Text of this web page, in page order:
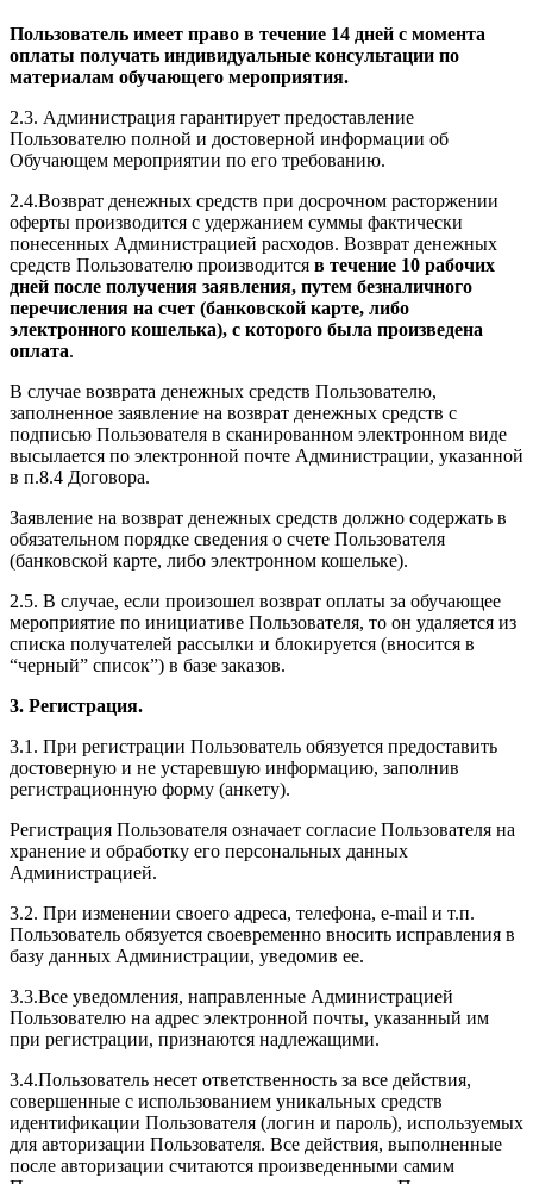
Пользователь имеет право в течение 14 дней с момента
оплаты получать индивидуальные консультации по
материалам обучающего мероприятия.
2.3. Администрация гарантирует предоставление
Пользователю полной и достоверной информации об
Обучающем мероприятии по его требованию.
2.4.Возврат денежных средств при досрочном расторжении
оферты производится с удержанием суммы фактически
понесенных Администрацией расходов. Возврат денежных
средств Пользователю производится в течение 10 рабочих
дней после получения заявления, путем безналичного
перечисления на счет (банковской карте, либо
электронного кошелька), с которого была произведена
оплата.
В случае возврата денежных средств Пользователю,
заполненное заявление на возврат денежных средств с
подписью Пользователя в сканированном электронном виде
высылается по электронной почте Администрации, указанной
в п.8.4 Договора.
Заявление на возврат денежных средств должно содержать в
обязательном порядке сведения о счете Пользователя
(банковской карте, либо электронном кошельке).
2.5. В случае, если произошел возврат оплаты за обучающее
мероприятие по инициативе Пользователя, то он удаляется из
списка получателей рассылки и блокируется (вносится в
“черный” список”) в базе заказов.
3. Регистрация.
3.1. При регистрации Пользователь обязуется предоставить
достоверную и не устаревшую информацию, заполнив
регистрационную форму (анкету).
Регистрация Пользователя означает согласие Пользователя на
хранение и обработку его персональных данных
Администрацией.
3.2. При изменении своего адреса, телефона, e-mail и т.п.
Пользователь обязуется своевременно вносить исправления в
базу данных Администрации, уведомив ее.
3.3.Все уведомления, направленные Администрацией
Пользователю на адрес электронной почты, указанный им
при регистрации, признаются надлежащими.
3.4.Пользователь несет ответственность за все действия,
совершенные с использованием уникальных средств
идентификации Пользователя (логин и пароль), используемых
для авторизации Пользователя. Все действия, выполненные
после авторизации считаются произведенными самим